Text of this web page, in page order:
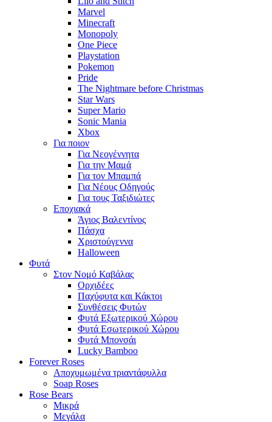
Marvel
Minecraft
Monopoly
One Piece
Playstation
Pokemon
Pride
The Nightmare before Christmas
Star Wars
Super Mario
Sonic Mania
Xbox
Για ποιον
Για Νεογέννητα
Για την Μαμά
Για τον Μπαμπά
Για Νέους Οδηγούς
Για τους Ταξιδιώτες
Εποχιακά
Άγιος Βαλεντίνος
Πάσχα
Χριστούγεννα
Halloween
Φυτά
Στον Νομό Καβάλας
Ορχιδέες
Παχύφυτα και Κάκτοι
Συνθέσεις Φυτών
Φυτά Εξωτερικού Χώρου
Φυτά Εσωτερικού Χώρου
Φυτά Μπονσάι
Lucky Bamboo
Forever Roses
Αποχυμωμένα τριαντάφυλλα
Soap Roses
Rose Βears
Μικρά
Μεγάλα